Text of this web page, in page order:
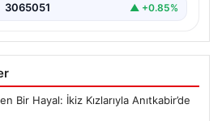
3065051 ▲ +0.85%
Bir Hayal: İkiz Kızlarıyla Anıtkabir’de